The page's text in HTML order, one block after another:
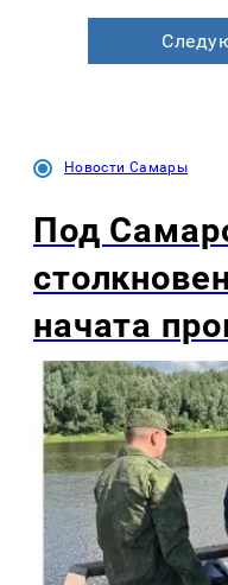
Новости Самары
Под
начата